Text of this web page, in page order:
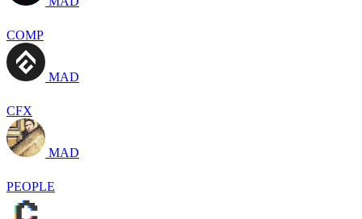
COMP
MAD
CFX
MAD
PEOPLE